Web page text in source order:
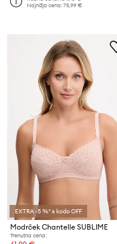
Najnižja cena:75,99 €
EXTRA -5 %* s kodo OFF
Modrček Chantelle SUBLIME
Trenutna cena: